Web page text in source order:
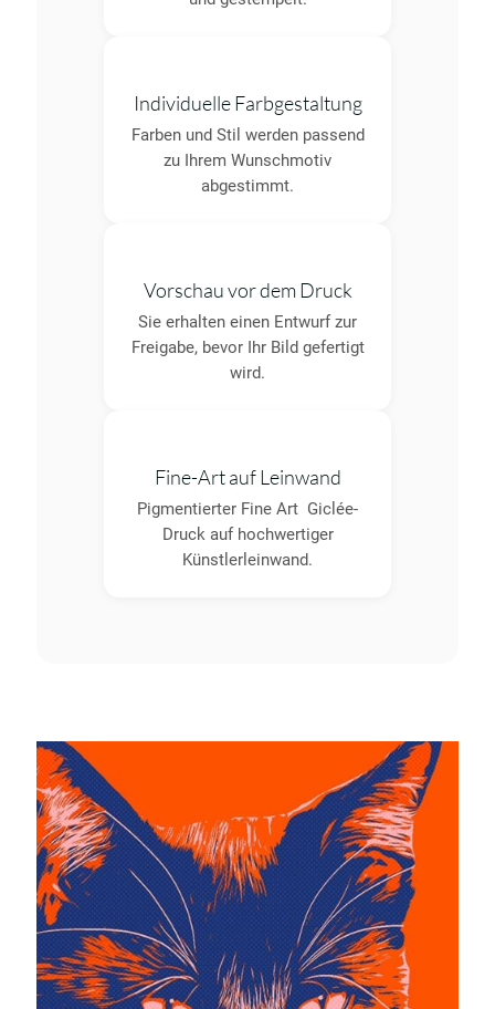
Individuelle Farbgestaltung
Farben und Stil werden passend
zu Ihrem Wunschmotiv
abgestimmt.
Vorschau vor dem Druck
Sie erhalten einen Entwurf zur
Freigabe, bevor Ihr Bild gefertigt
wird.
Fine-Art auf Leinwand
Pigmentierter Fine Art Giclée-
Druck auf hochwertiger
Künstlerleinwand.